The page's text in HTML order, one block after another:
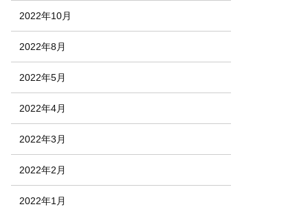
2022年10月
2022年8月
2022年5月
2022年4月
2022年3月
2022年2月
2022年1月